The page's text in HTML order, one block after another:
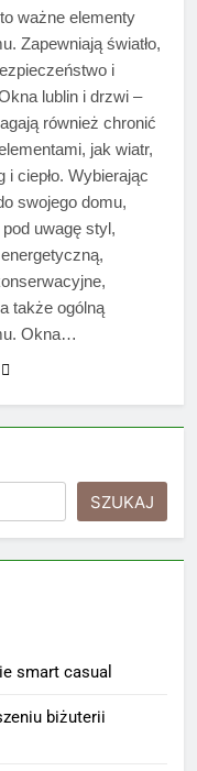
ważne elementy
Zapewniają światło,
i
lublin i drzwi –
również chronić
jak wiatr,
i ciepło. Wybierając
swojego domu,
uwagę styl,
także ogólną
Okna…
SZUKAJ
smart casual
biżuterii